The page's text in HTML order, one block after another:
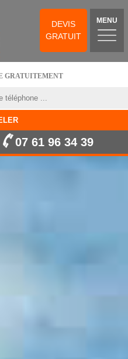
DEVIS
GRATUIT
MENU
GRATUITEMENT
07 61 96 34 39